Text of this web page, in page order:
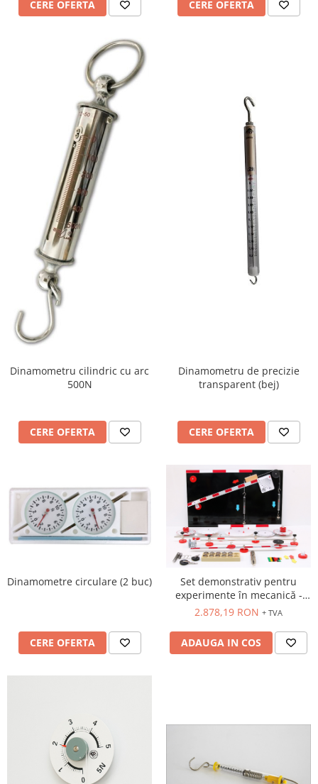
CERE OFERTA CERE OFERTA
Dinamometru cilindric cu arc
500N
CERE OFERTA
Dinamometru de precizie
transparent (bej)
CERE OFERTA
Dinamometre circulare (2 buc)
CERE OFERTA
Set demonstrativ pentru
experimente în mecanică -
mecanică pentru consiliul
2.878,19 RON + TVA
ADAUGA IN COS